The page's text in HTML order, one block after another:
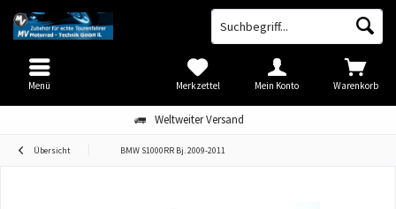
Weltweiter Versand
Warenkorb
Merkzettel Mein Konto
Menü
Übersicht BMW S1000RR Bj. 2009-2011